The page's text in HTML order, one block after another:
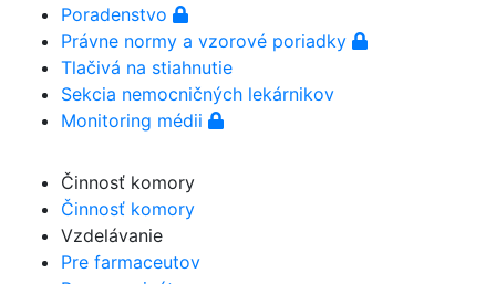
Poradenstvo
Právne normy a vzorové poriadky
Tlačivá na stiahnutie
Sekcia nemocničných lekárnikov
Monitoring médii
Činnosť komory
Činnosť komory
Vzdelávanie
Pre farmaceutov